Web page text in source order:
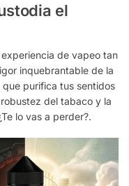
el
de vapeo tan
inquebrantable de la
purifica tus sentidos
del tabaco y la
lo vas a perder?.